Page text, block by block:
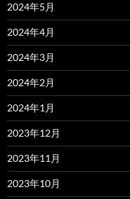
2024年5月
2024年4月
2024年3月
2024年2月
2024年1月
2023年12月
2023年11月
2023年10月